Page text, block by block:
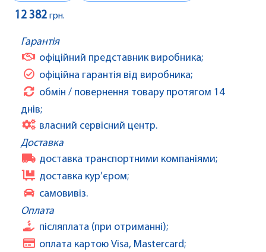
12 382 грн.
Гарантія
офіційний представник виробника;
офіційна гарантія від виробника;
обмін / повернення товару протягом 14
днів;
власний сервісний центр.
Доставка
доставка транспортними компаніями;
доставка кур’єром;
самовивіз.
Оплата
післяплата (при отриманні);
оплата картою Visa, Mastercard;